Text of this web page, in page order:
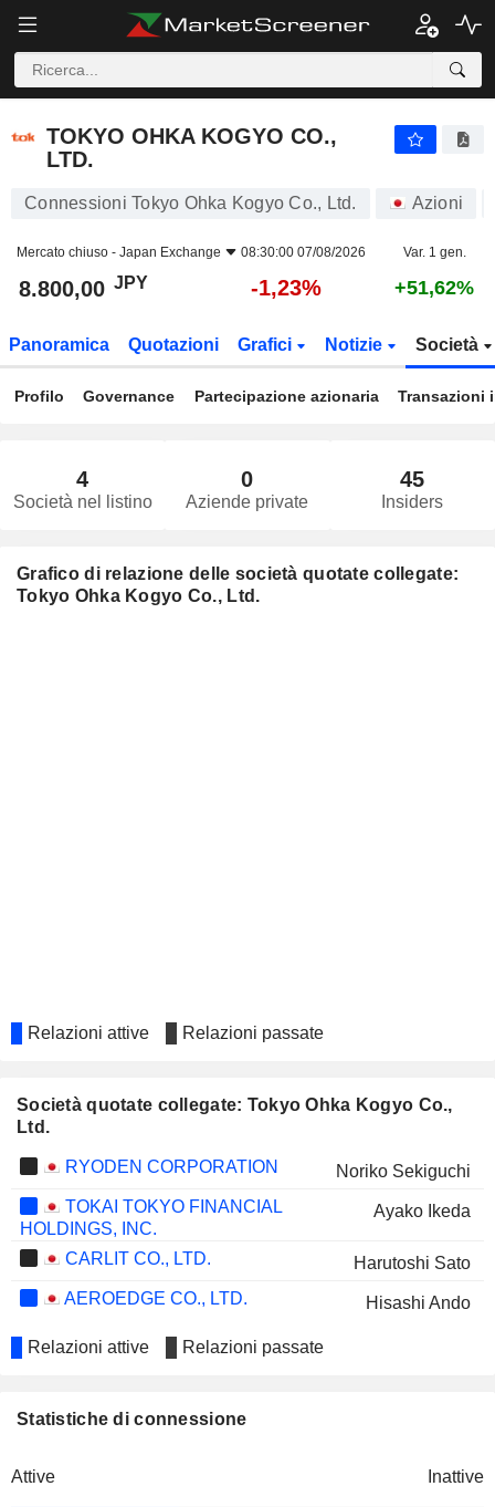
TOKYO OHKA KOGYO CO.,
LTD.
Connessioni Tokyo Ohka Kogyo Co., Ltd. Azioni
Mercato chiuso - Japan Exchange 08:30:00 07/08/2026 Var. 1 gen.
8.800,00 JPY -1,23% +51,62%
Panoramica Quotazioni Grafici Notizie Società
Profilo Governance Partecipazione azionaria Transazioni
4
Società nel listino
0
Aziende private
45
Insiders
Grafico di relazione delle società quotate collegate:
Tokyo Ohka Kogyo Co., Ltd.
Relazioni attive Relazioni passate
Società quotate collegate: Tokyo Ohka Kogyo Co.,
Ltd.
RYODEN CORPORATION
Noriko Sekiguchi
TOKAI TOKYO FINANCIAL
HOLDINGS, INC.
Ayako Ikeda
CARLIT CO., LTD.
Harutoshi Sato
AEROEDGE CO., LTD.
Hisashi Ando
Relazioni attive Relazioni passate
Statistiche di connessione
Attive Inattive